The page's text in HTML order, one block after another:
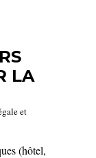
LA
et
(hôtel,